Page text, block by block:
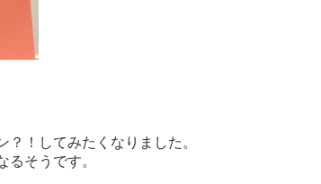
！してみたくなりました。
そうです。